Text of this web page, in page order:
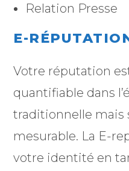
Relation Presse
E-
Votre réputation
quantifiable dans
traditionnelle mais
mesurable. La E-
votre identité en